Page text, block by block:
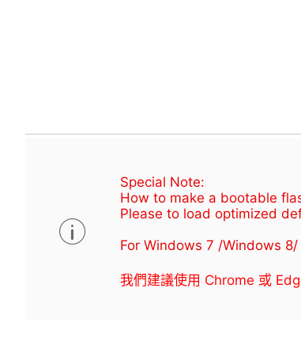
Special Note:
How to make a bootable
Please to load optimized
For Windows 7 /Windows
我們建議使用 Chrome 或